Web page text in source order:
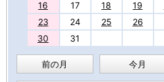
16
17 18 19
23
24 25 26
30
31
前の月 今月